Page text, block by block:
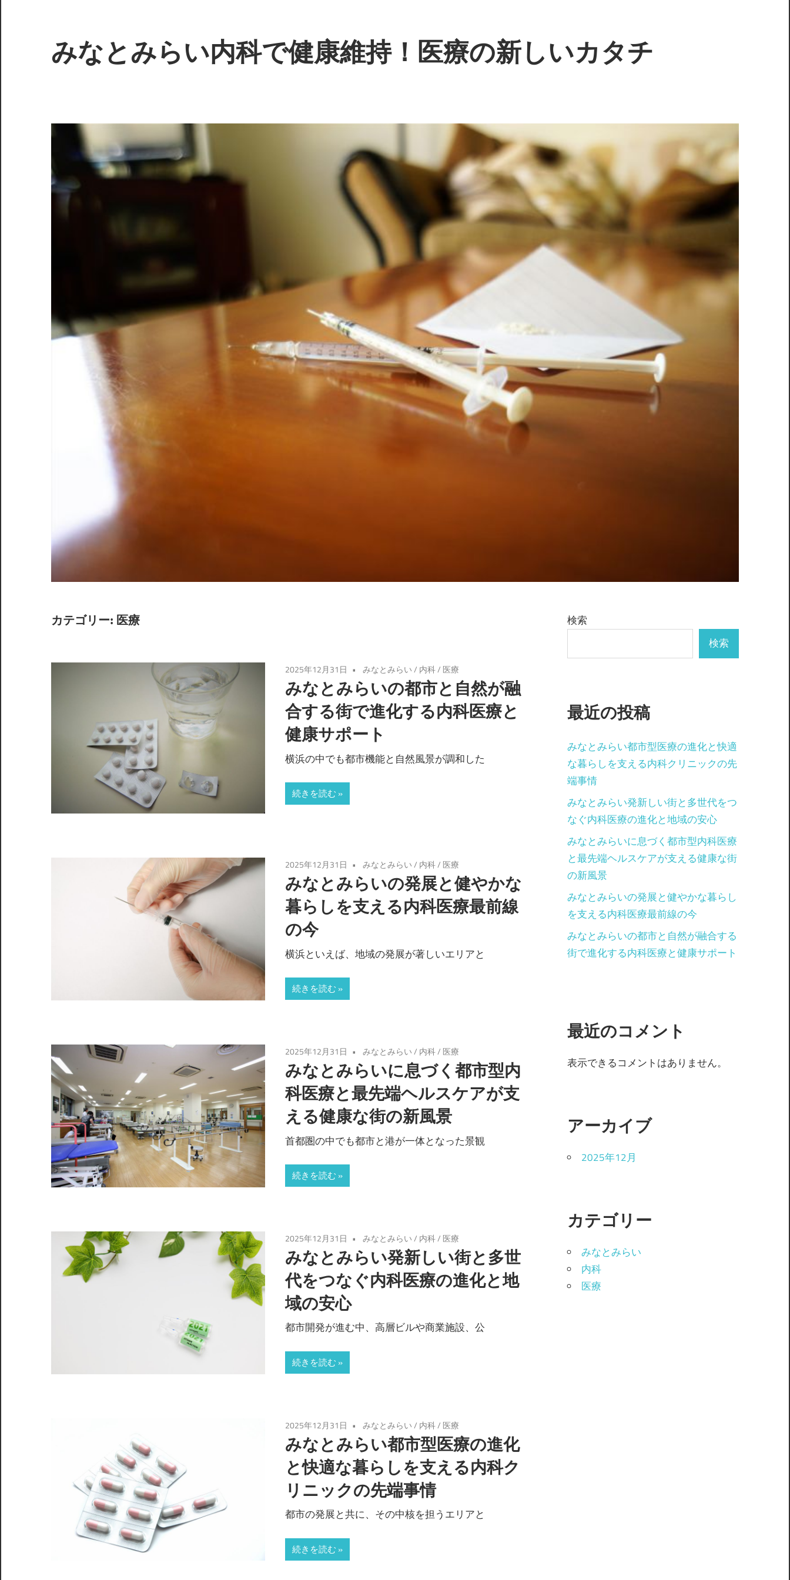
テ
ン
キ
みなとみらい内科で健康維持！医療の新しいカタチ
た
健
の
毎
カテゴリー: 医療
2025年12月31日 みなとみらい/ 内科/ 医療
みなとみらいの都市と自然が融
合する街で進化する内科医療と
健康サポート
横浜の中でも都市機能と自然風景が調和した
続きを読む
2025年12月31日 みなとみらい/ 内科/ 医療
みなとみらいの発展と健やかな
暮らしを支える内科医療最前線
の今
横浜といえば、地域の発展が著しいエリアと
続きを読む
2025年12月31日 みなとみらい/ 内科/ 医療
みなとみらいに息づく都市型内
科医療と最先端ヘルスケアが支
える健康な街の新風景
首都圏の中でも都市と港が一体となった景観
続きを読む
2025年12月31日 みなとみらい/ 内科/ 医療
みなとみらい発新しい街と多世
代をつなぐ内科医療の進化と地
域の安心
都市開発が進む中、高層ビルや商業施設、公
続きを読む
2025年12月31日 みなとみらい/ 内科/ 医療
みなとみらい都市型医療の進化
と快適な暮らしを支える内科ク
リニックの先端事情
都市の発展と共に、その中核を担うエリアと
続きを読む
検索
検索
最近の投稿
みなとみらい都市型医療の進化と快適
な暮らしを支える内科クリニックの先
端事情
みなとみらい発新しい街と多世代をつ
なぐ内科医療の進化と地域の安心
みなとみらいに息づく都市型内科医療
と最先端ヘルスケアが支える健康な街
の新風景
みなとみらいの発展と健やかな暮らし
を支える内科医療最前線の今
みなとみらいの都市と自然が融合する
街で進化する内科医療と健康サポート
最近のコメント
表示できるコメントはありません。
アーカイブ
2025年12月
カテゴリー
みなとみらい
内科
医療